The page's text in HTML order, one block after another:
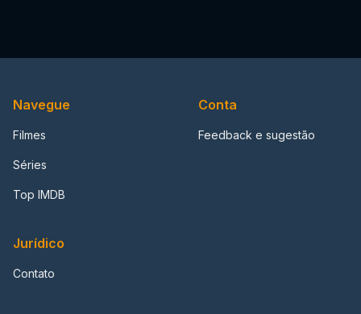
Navegue
Filmes
Séries
Top IMDB
Conta
Feedback e sugestão
Jurídico
Contato